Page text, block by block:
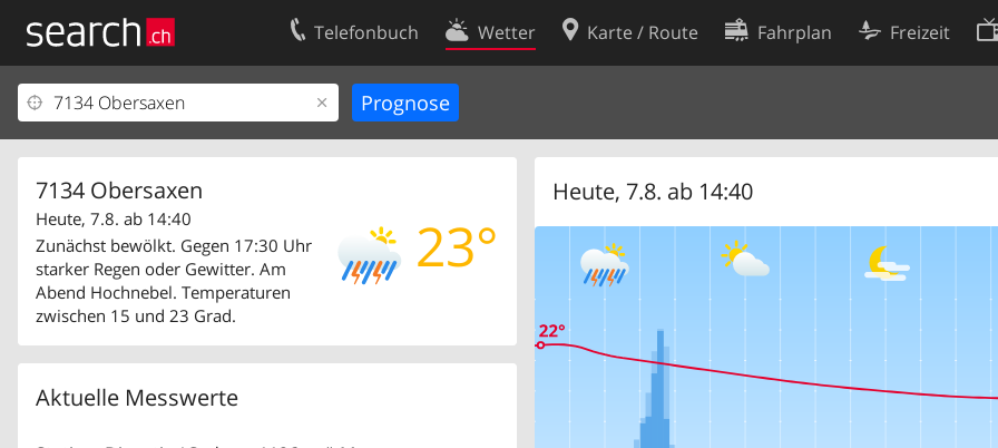
Telefonbuch Wetter Karte / Route Fahrplan Freizeit
7134 Obersaxen
23°
Heute, 7.8. ab 14:40
Zunächst bewölkt. Gegen 17:30 Uhr
starker Regen oder Gewitter. Am
Abend Hochnebel. Temperaturen
zwischen 15 und 23 Grad.
Aktuelle Messwerte
Heute, 7.8. ab 14:40
Ihr Eintrag
Kundencenter Geschäftskunden
Impressum
Kontakt
Nutzungsbedingungen
Cookie-Einstellungen